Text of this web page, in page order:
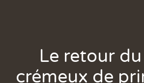
Le retour
crémeux de